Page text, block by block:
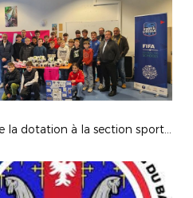
Remise de la dotation à la section sportive au collège à Etain le 9-01-2026